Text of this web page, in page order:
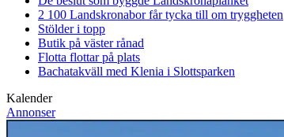
2 100 Landskronabor får tycka till om tryggheten
Stölder i topp
Butik på väster rånad
Flotta flottar på plats
Bachatakväll med Klenia i Slottsparken
Kalender
Annonser